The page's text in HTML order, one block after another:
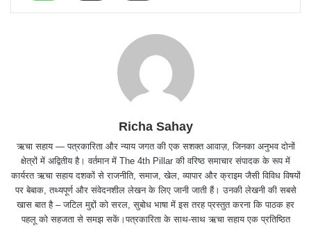
Richa Sahay
ऋचा सहाय — पत्रकारिता और न्याय जगत की एक सशक्त आवाज़, जिनका अनुभव दोनों
क्षेत्रों में अद्वितीय है। वर्तमान में The 4th Pillar की वरिष्ठ समाचार संपादक के रूप में
कार्यरत ऋचा सहाय दशकों से राजनीति, समाज, खेल, व्यापार और क्राइम जैसी विविध विषयों
पर बेबाक, तथ्यपूर्ण और संवेदनशील लेखन के लिए जानी जाती हैं। उनकी लेखनी की सबसे
खास बात है – जटिल मुद्दों को सरल, सुबोध भाषा में इस तरह प्रस्तुत करना कि पाठक हर
पहलू को सहजता से समझ सकें।पत्रकारिता के साथ-साथ ऋचा सहाय एक प्रतिष्ठित